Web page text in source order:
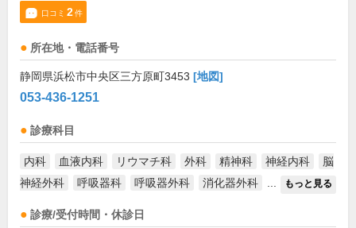
口コミ 2件
所在地・電話番号
静岡県浜松市中央区三方原町3453 [地図]
053-436-1251
診療科目
内科 血液内科 リウマチ科 外科 精神科 神経内科
脳
神経外科
呼吸器科 呼吸器外科 消化器外科 もっと見る
診療/受付時間・休診日